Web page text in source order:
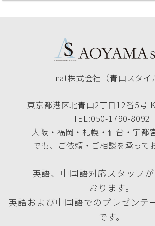
nat株式会社（青山スタイ
東京都港区北青山2丁目12番5号
TEL:050-1790-8092
大阪・福岡・札幌・仙台・宇都
でも、ご依頼・ご相談を承って
英語、中国語対応スタッフ
おります。
英語および中国語でのプレゼンテ
です。